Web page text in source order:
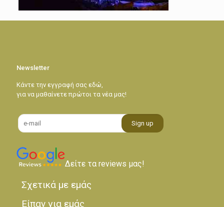
Newsletter
Κάντε την εγγραφή σας εδώ,
για να μαθαίνετε πρώτοι τα νέα μας!
Δείτε τα reviews μας!
Σχετικά με εμάς
Είπαν για εμάς